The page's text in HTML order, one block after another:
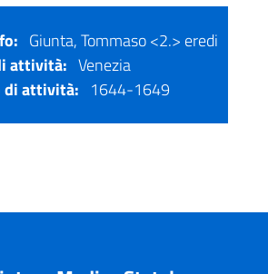
Giunta, Tommaso <2.> eredi
attività: Venezia
di attività: 1644-1649